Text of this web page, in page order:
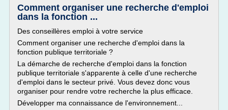
Comment organiser une recherche d'emploi
dans la fonction ...
Des conseillères emploi à votre service
Comment organiser une recherche d'emploi dans la
fonction publique territoriale ?
La démarche de recherche d'emploi dans la fonction
publique territoriale s'apparente à celle d'une recherche
d'emploi dans le secteur privé. Vous devez donc vous
organiser pour rendre votre recherche la plus efficace.
Développer ma connaissance de l'environnement...